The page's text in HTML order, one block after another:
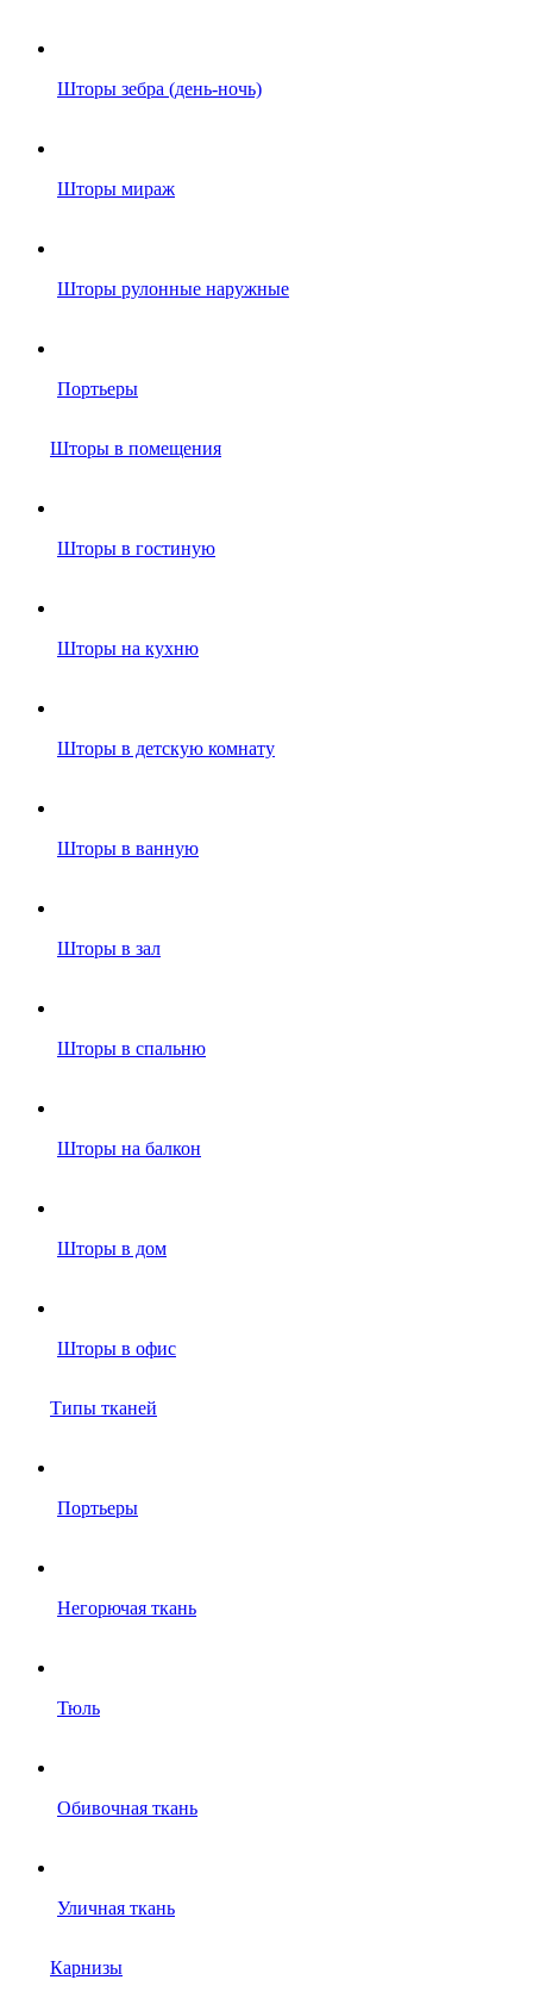
Шторы зебра (день-ночь)
Шторы мираж
Шторы рулонные наружные
Портьеры
Шторы в помещения
Шторы в гостиную
Шторы на кухню
Шторы в детскую комнату
Шторы в ванную
Шторы в зал
Шторы в спальню
Шторы на балкон
Шторы в дом
Шторы в офис
Типы тканей
Портьеры
Негорючая ткань
Тюль
Обивочная ткань
Уличная ткань
Карнизы